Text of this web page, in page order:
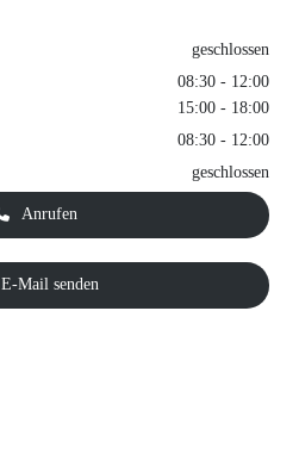
geschlossen
08:30 - 12:00
15:00 - 18:00
08:30 - 12:00
geschlossen
Anrufen
E-Mail senden